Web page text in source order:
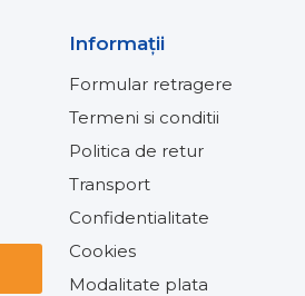
Informaţii
Formular retragere
Termeni si conditii
Politica de retur
Transport
Confidentialitate
Cookies
Modalitate plata